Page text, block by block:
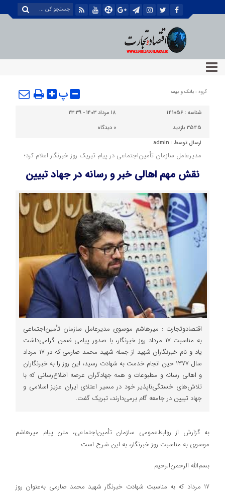
گروه : بانک و بیمه پ
شناسه : 141056
۱۸ مرداد ۱۴۰۳ - ۲۳:۳۹
3545 بازدید
0 دیدگاه
ارسال توسط : admin
مدیرعامل سازمان تأمین‌اجتماعی در پیام تبریک روز خبرنگار اعلام کرد؛
نقش مهم اهالی خبر و رسانه در جهاد تبیین
اقتصادوتجارت : میرهاشم موسوی مدیرعامل سازمان تأمین‌اجتماعی
به مناسبت ۱۷ مرداد روز خبرنگار، با صدور پیامی ضمن گرامی‌داشت
یاد و نام خبرنگاران شهید از جمله شهید محمد صارمی که در ۱۷ مرداد
سال ۱۳۷۷ حین انجام خدمت به شهادت رسید، این روز را به خبرنگاران
و اهالی رسانه و مطبوعات و همه جهادگران عرصه اطلاع‌رسانی که با
تلاش‌های خستگی‌ناپذیر خود در مسیر اعتلای ایران عزیز اسلامی و
جهاد تبیین در جامعه گام برمی‌دارند، تبریک گفت.
به گزارش از روابط‌عمومی سازمان تأمین‌اجتماعی، متن پیام میرهاشم
موسوی به مناسبت روز خبرنگار، به این شرح است:
بسم‌الله الرحمن‌الرحیم
۱۷ مرداد که به مناسبت شهادت خبرنگار شهید محمد صارمی به‌عنوان روز